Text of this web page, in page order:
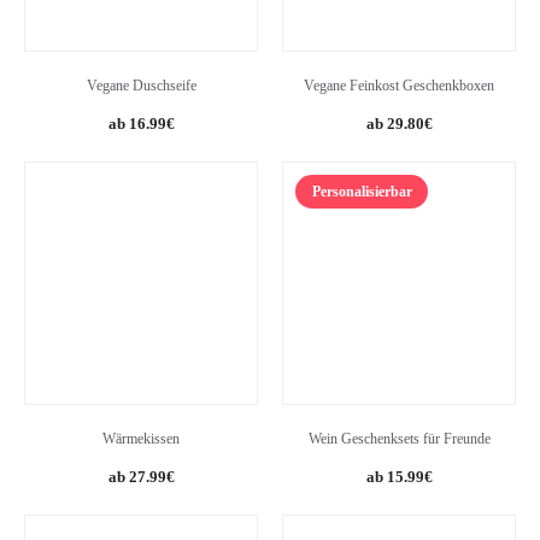
Vegane Duschseife
Original
16.99€Current
Vegane Feinkost Geschenkboxen
29.80€
Wärmekissen
Original
27.99€Current
Personalisierbar
Wein Geschenksets für Freunde
Original
15.99€Current